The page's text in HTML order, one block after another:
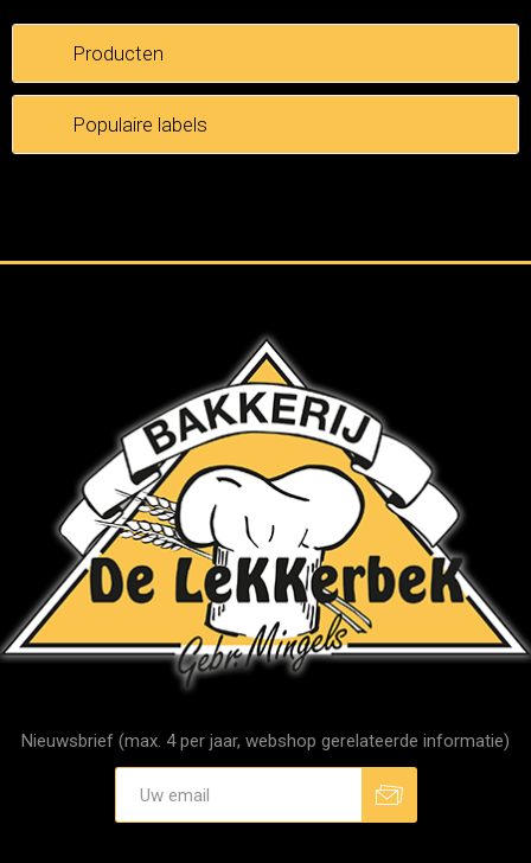
Producten
Populaire labels
Nieuwsbrief (max. 4 per jaar, webshop gerelateerde informatie)